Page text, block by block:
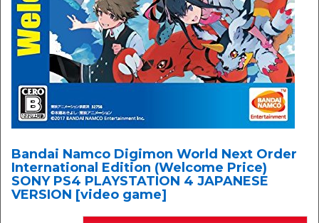
Bandai Namco Digimon World Next Order
International Edition (Welcome Price)
SONY PS4 PLAYSTATION 4 JAPANESE
VERSION [video game]